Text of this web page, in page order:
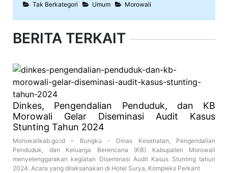
Tak Berkategori
Umum Morowali
BERITA TERKAIT
Dinkes, Pengendalian Penduduk, dan KB
Morowali Gelar Diseminasi Audit Kasus
Stunting Tahun 2024
Morowalikab.go.id – Bungku - Dinas Kesehatan, Pengendalian
Penduduk, dan Keluarga Berencana (KB) Kabupaten Morowali
menyelenggarakan kegiatan Diseminasi Audit Kasus Stunting tahun
2024. Acara yang dilaksanakan di Hotel Surya, Kompleks Perkant